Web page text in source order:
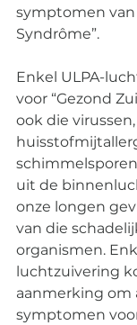
symptomen van
Syndrôme”.
Enkel ULPA-
voor “Gezond
ook die virussen,
uit de
onze longen
van die
organismen.
luchtzuivering
aanmerking om
symptomen